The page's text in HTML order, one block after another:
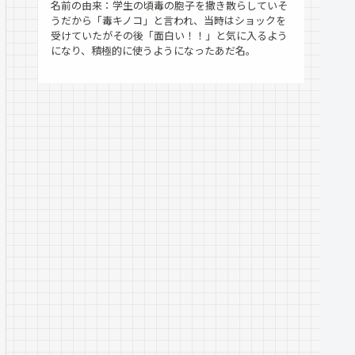
名前の由来：学生の頃毒の胞子を撒き散らしていそ
うだから「毒キノコ」と言われ、当時はショックを
受けていたがその後「面白い！！」と気に入るよう
になり、積極的に使うようになったあだ名。